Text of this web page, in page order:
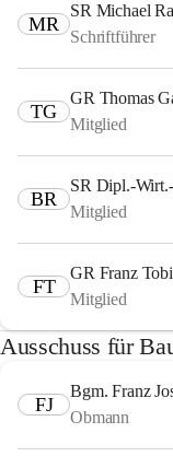
MR
SR Michael
Schriftführer
TG
GR Thomas
Mitglied
BR
SR Dipl.-
Mitglied
FT
GR Franz
Mitglied
Ausschuss für
FJ
Bgm. Franz
Obmann